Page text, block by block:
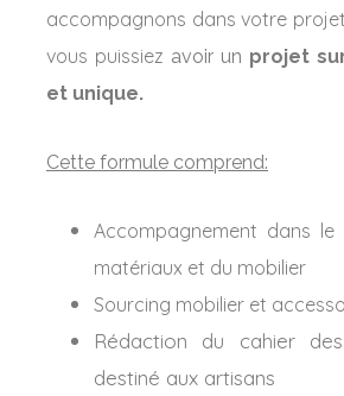
accompagnons dans votre
vous puissiez avoir un projet
et unique.
Cette formule comprend:
Accompagnement dans le
matériaux et du mobilier
Sourcing mobilier et
Rédaction du cahier
destiné aux artisans